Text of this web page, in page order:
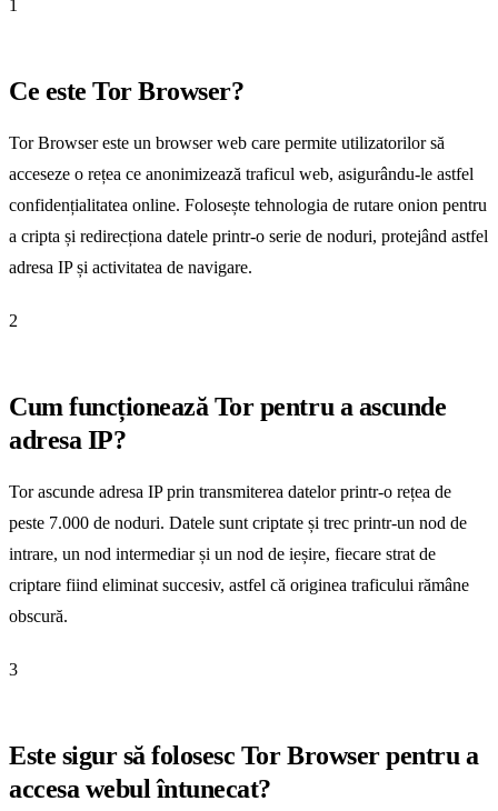
1
Ce este Tor Browser?
Tor Browser este un browser web care permite utilizatorilor să
acceseze o rețea ce anonimizează traficul web, asigurându-le astfel
confidențialitatea online. Folosește tehnologia de rutare onion pentru
a cripta și redirecționa datele printr-o serie de noduri, protejând astfel
adresa IP și activitatea de navigare.
2
Cum funcționează Tor pentru a ascunde
adresa IP?
Tor ascunde adresa IP prin transmiterea datelor printr-o rețea de
peste 7.000 de noduri. Datele sunt criptate și trec printr-un nod de
intrare, un nod intermediar și un nod de ieșire, fiecare strat de
criptare fiind eliminat succesiv, astfel că originea traficului rămâne
obscură.
3
Este sigur să folosesc Tor Browser pentru a
accesa webul întunecat?